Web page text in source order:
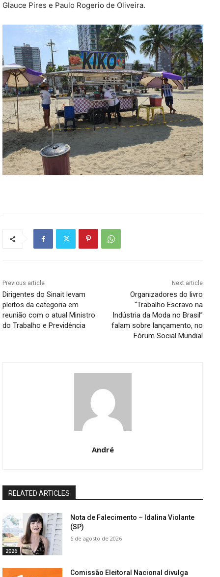
Glauce Pires e Paulo Rogerio de Oliveira.
Previous article
Dirigentes do Sinait levam
pleitos da categoria em
reunião com o atual Ministro
do Trabalho e Previdência
Next article
Organizadores do livro
“Trabalho Escravo na
Indústria da Moda no Brasil”
falam sobre lançamento, no
Fórum Social Mundial
André
RELATED ARTICLES
2026
Nota de Falecimento – Idalina Violante
(SP)
6 de agosto de 2026
Comissão Eleitoral Nacional divulga